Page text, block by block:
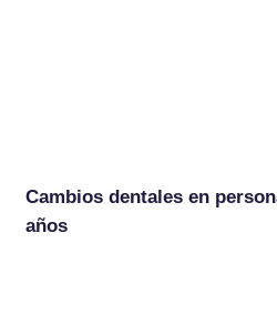
Cambios dentales en
años